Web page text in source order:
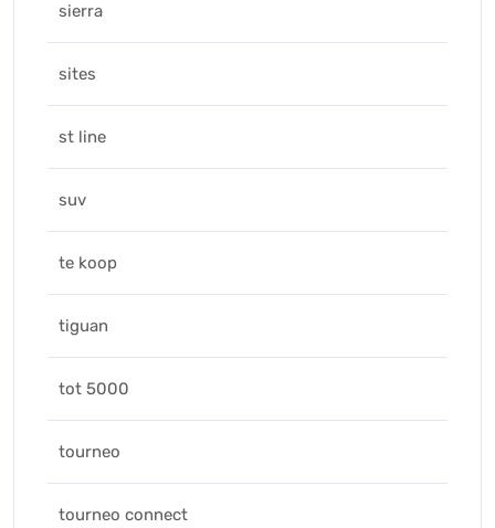
sierra
sites
st line
suv
te koop
tiguan
tot 5000
tourneo
tourneo connect